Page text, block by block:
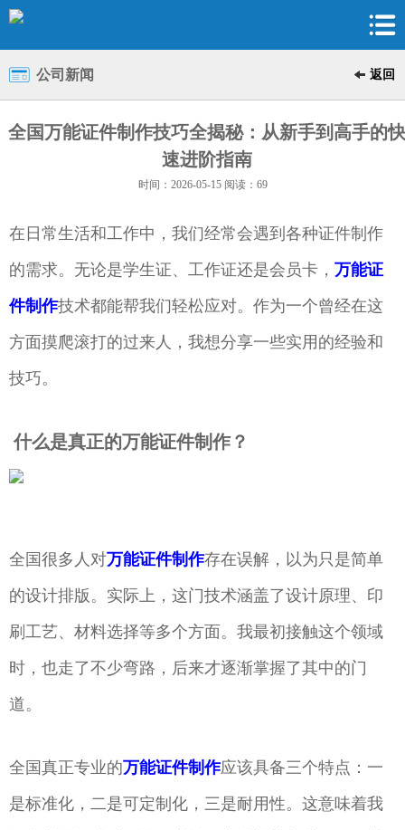
公司新闻 返回
全国万能证件制作技巧全揭秘：从新手到高手的快
速进阶指南
时间：2026-05-15 阅读：69
在日常生活和工作中，我们经常会遇到各种证件制作
的需求。无论是学生证、工作证还是会员卡， 万能证
件制作技术都能帮我们轻松应对。作为一个曾经在这
方面摸爬滚打的过来人，我想分享一些实用的经验和
技巧。
什么是真正的万能证件制作？
全国很多人对万能证件制作存在误解，以为只是简单
的设计排版。实际上，这门技术涵盖了设计原理、印
刷工艺、材料选择等多个方面。我最初接触这个领域
时，也走了不少弯路，后来才逐渐掌握了其中的门
道。
全国真正专业的万能证件制作应该具备三个特点：一
是标准化，二是可定制化，三是耐用性。这意味着我